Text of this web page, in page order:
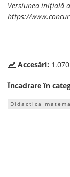
Versiunea inițială
https://
Accesări: 1.070
Încadrare în
Didactica